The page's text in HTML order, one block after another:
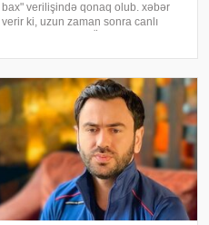
bax" verilişində qonaq olub. xəbər
verir ki, uzun zaman sonra canlı
qərəzli münasibətlər